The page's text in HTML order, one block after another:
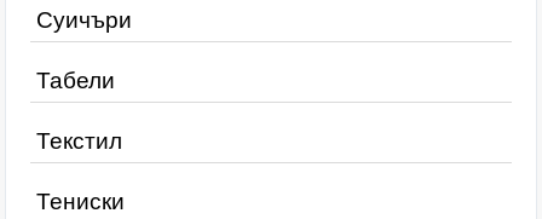
Суичъри
Табели
Текстил
Тениски